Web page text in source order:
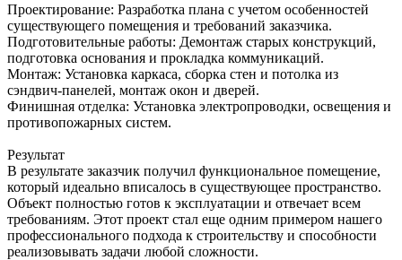
Проектирование: Разработка плана с учетом особенностей
существующего помещения и требований заказчика.
Подготовительные работы: Демонтаж старых конструкций,
подготовка основания и прокладка коммуникаций.
Монтаж: Установка каркаса, сборка стен и потолка из
сэндвич-панелей, монтаж окон и дверей.
Финишная отделка: Установка электропроводки, освещения и
противопожарных систем.
Результат
В результате заказчик получил функциональное помещение,
который идеально вписалось в существующее пространство.
Объект полностью готов к эксплуатации и отвечает всем
требованиям. Этот проект стал еще одним примером нашего
профессионального подхода к строительству и способности
реализовывать задачи любой сложности.